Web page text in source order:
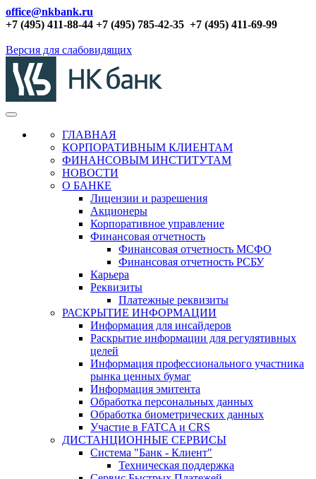
office@nkbank.ru
+7 (495) 411-88-44 +7 (495) 785-42-35 +7 (495) 411-69-99
Версия для слабовидящих
ГЛАВНАЯ
КОРПОРАТИВНЫМ КЛИЕНТАМ
ФИНАНСОВЫМ ИНСТИТУТАМ
НОВОСТИ
О БАНКЕ
Лицензии и разрешения
Акционеры
Корпоративное управление
Финансовая отчетность
Финансовая отчетность МСФО
Финансовая отчетность РСБУ
Карьера
Реквизиты
Платежные реквизиты
РАСКРЫТИЕ ИНФОРМАЦИИ
Информация для инсайдеров
Раскрытие информации для регулятивных
целей
Информация профессионального участника
рынка ценных бумаг
Информация эмитента
Обработка персональных данных
Обработка биометрических данных
Участие в FATCA и CRS
ДИСТАНЦИОННЫЕ СЕРВИСЫ
Система "Банк - Клиент"
Техническая поддержка